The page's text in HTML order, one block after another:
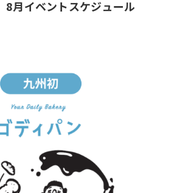
月イベントスケジュール